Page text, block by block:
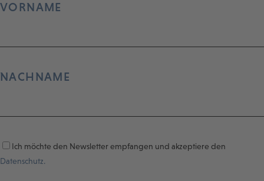
VORNAME
NACHNAME
Ich möchte den Newsletter empfangen und akzeptiere den
Datenschutz.